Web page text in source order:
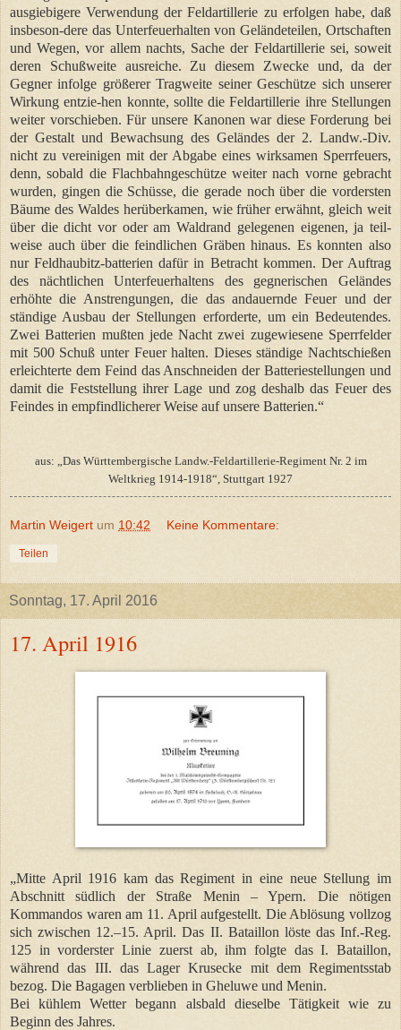
ausgiebigere Verwendung der Feldartillerie zu erfolgen habe, daß
insbeson-dere das Unterfeuerhalten von Geländeteilen, Ortschaften
und Wegen, vor allem nachts, Sache der Feldartillerie sei, soweit
deren Schußweite ausreiche. Zu diesem Zwecke und, da der
Gegner infolge größerer Tragweite seiner Geschütze sich unserer
Wirkung entzie-hen konnte, sollte die Feldartillerie ihre Stellungen
weiter vorschieben. Für unsere Kanonen war diese Forderung bei
der Gestalt und Bewachsung des Geländes der 2. Landw.-Div.
nicht zu vereinigen mit der Abgabe eines wirksamen Sperrfeuers,
denn, sobald die Flachbahngeschütze weiter nach vorne gebracht
wurden, gingen die Schüsse, die gerade noch über die vordersten
Bäume des Waldes herüberkamen, wie früher erwähnt, gleich weit
über die dicht vor oder am Waldrand gelegenen eigenen, ja teil-
weise auch über die feindlichen Gräben hinaus. Es konnten also
nur Feldhaubitz-batterien dafür in Betracht kommen. Der Auftrag
des nächtlichen Unterfeuerhaltens des gegnerischen Geländes
erhöhte die Anstrengungen, die das andauernde Feuer und der
ständige Ausbau der Stellungen erforderte, um ein Bedeutendes.
Zwei Batterien mußten jede Nacht zwei zugewiesene Sperrfelder
mit 500 Schuß unter Feuer halten. Dieses ständige Nachtschießen
erleichterte dem Feind das Anschneiden der Batteriestellungen und
damit die Feststellung ihrer Lage und zog deshalb das Feuer des
Feindes in empfindlicherer Weise auf unsere Batterien.“
aus: „Das Württembergische Landw.-Feldartillerie-Regiment Nr. 2 im
Weltkrieg 1914-1918“, Stuttgart 1927
Martin Weigert um 10:42 Keine Kommentare:
Teilen
Sonntag, 17. April 2016
17. April 1916
„Mitte April 1916 kam das Regiment in eine neue Stellung im
Abschnitt südlich der Straße Menin – Ypern. Die nötigen
Kommandos waren am 11. April aufgestellt. Die Ablösung vollzog
sich zwischen 12.–15. April. Das II. Bataillon löste das Inf.-Reg.
125 in vorderster Linie zuerst ab, ihm folgte das I. Bataillon,
während das III. das Lager Krusecke mit dem Regimentsstab
bezog. Die Bagagen verblieben in Gheluwe und Menin.
Bei kühlem Wetter begann alsbald dieselbe Tätigkeit wie zu
Beginn des Jahres.